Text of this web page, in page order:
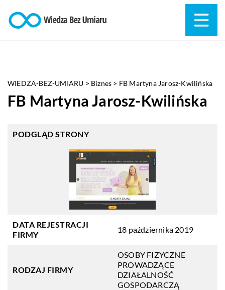
WIEDZA-BEZ-UMIARU > Biznes > FB Martyna Jarosz-Kwilińska
FB Martyna Jarosz-Kwilińska
PODGLĄD STRONY
DATA REJESTRACJI
FIRMY
18 października 2019
RODZAJ FIRMY
OSOBY FIZYCZNE
PROWADZĄCE
DZIAŁALNOŚĆ
GOSPODARCZĄ